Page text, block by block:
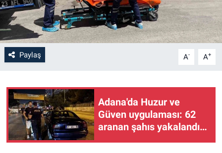
Paylaş A- A+
Adana'da Huzur ve
Güven uygulaması: 62
aranan şahıs yakalandı,